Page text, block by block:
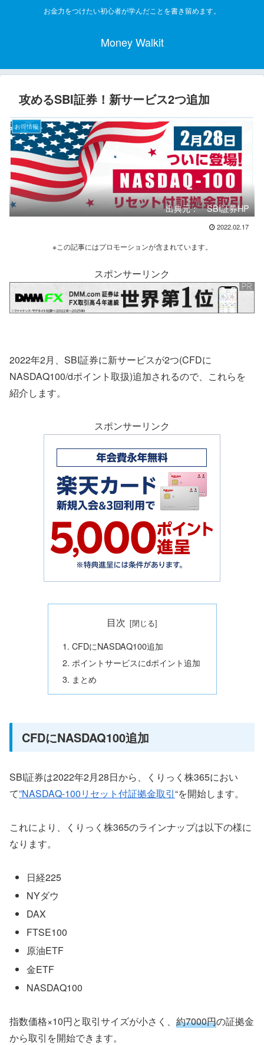
お金力をつけたい初心者が学んだことを書き留めます。
Money Walkit
攻めるSBI証券！新サービス2つ追加
お得情報
出典元： SBI証券HP
2022.02.17
※この記事にはプロモーションが含まれています。
スポンサーリンク
2022年2月、SBI証券に新サービスが2つ(CFDに
NASDAQ100/dポイント取扱)追加されるので、これらを
紹介します。
スポンサーリンク
目次
CFDにNASDAQ100追加
ポイントサービスにdポイント追加
まとめ
CFDにNASDAQ100追加
SBI証券は2022年2月28日から、くりっく株365におい
て”NASDAQ-100リセット付証拠金取引“を開始します。
これにより、くりっく株365のラインナップは以下の様に
なります。
日経225
NYダウ
DAX
FTSE100
原油ETF
金ETF
NASDAQ100
指数価格×10円と取引サイズが小さく、 約7000円の証拠金
から取引を開始できます。